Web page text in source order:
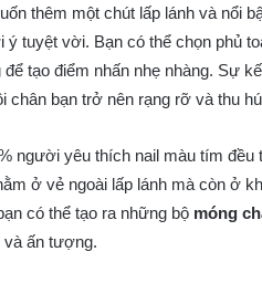
thêm một chút lấp lánh và nổi
ý tuyệt vời. Bạn có thể chọn phủ
để tạo điểm nhấn nhẹ nhàng. Sự
chân bạn trở nên rạng rỡ và thu
người yêu thích nail màu tím
ở vẻ ngoài lấp lánh mà còn ở
có thể tạo ra những bộ móng
và ấn tượng.